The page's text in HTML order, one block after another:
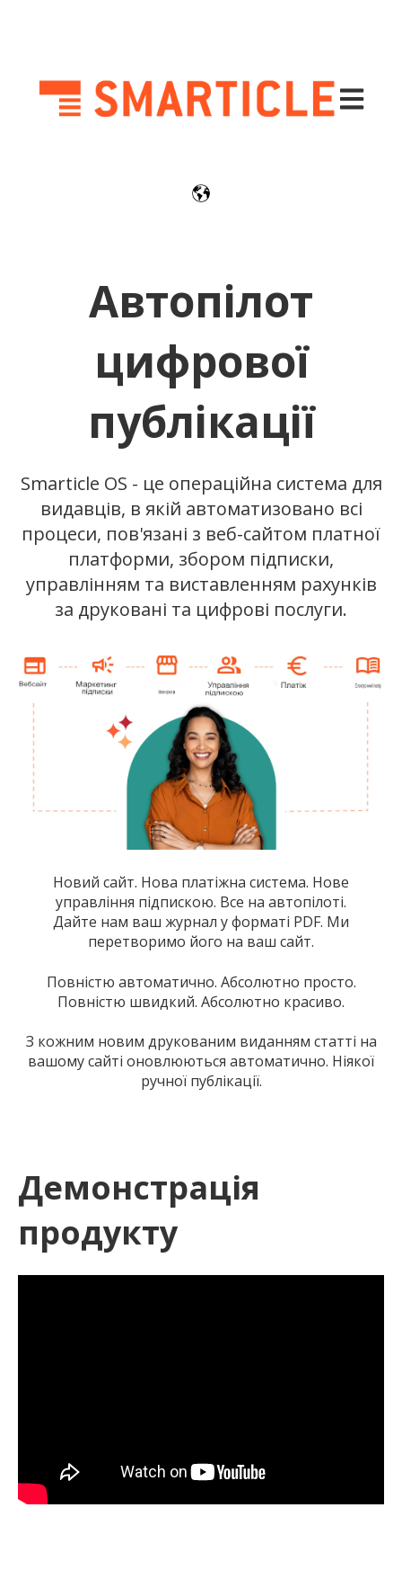
Автопілот
цифрової
публікації
Smarticle OS - це операційна система для
видавців, в якій автоматизовано всі
процеси, пов'язані з веб-сайтом платної
платформи, збором підписки,
управлінням та виставленням рахунків
за друковані та цифрові послуги.
Новий сайт. Нова платіжна система. Нове
управління підпискою. Все на автопілоті.
Дайте нам ваш журнал у форматі PDF. Ми
перетворимо його на ваш сайт.
Повністю автоматично. Абсолютно просто.
Повністю швидкий. Абсолютно красиво.
З кожним новим друкованим виданням статті на
вашому сайті оновлюються автоматично. Ніякої
ручної публікації.
Демонстрація
продукту